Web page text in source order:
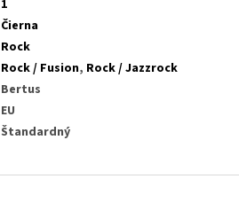
1
Čierna
Rock
Rock / Fusion, Rock / Jazzrock
Bertus
EU
Štandardný